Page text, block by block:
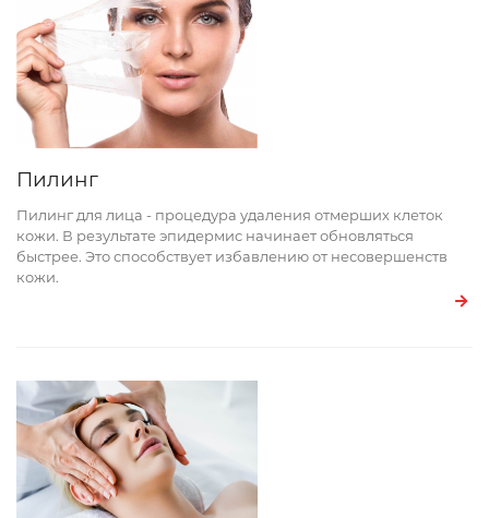
Пилинг
Пилинг для лица - процедура удаления отмерших клеток
кожи. В результате эпидермис начинает обновляться
быстрее. Это способствует избавлению от несовершенств
кожи.